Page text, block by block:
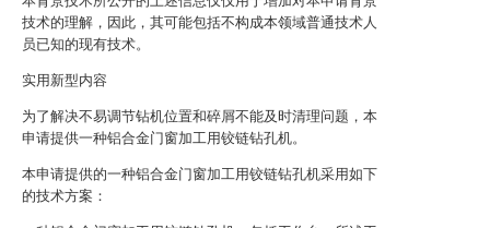
技术的理解，因此，其可能包括不构成本领域普通技术人
员已知的现有技术。
实用新型内容
为了解决不易调节钻机位置和碎屑不能及时清理问题，本
申请提供一种铝合金门窗加工用铰链钻孔机。
本申请提供的一种铝合金门窗加工用铰链钻孔机采用如下
的技术方案：